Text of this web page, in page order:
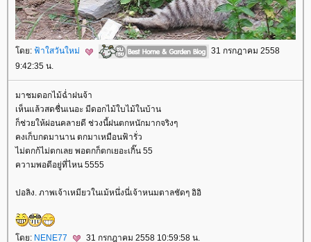
ดย: ฟ้าใสวันใหม่
31 กรกฎาคม 2558
9:42:35 น.
มาชมดอกไม้ฉ่ำฝนจ้า
เห็นแล้วสดชื่นเนอะ มีดอกไม้ใบไม้ในบ้าน
ก็ช่วยให้ผ่อนคลายดี ช่วงนี้ฝนตกหนักมากจริงๆ
คงเก็บกดมานาน ตกมาเหมือนฟ้ารั่ว
ไม่ตกก้ไม่ตกเลย พอตกก็ตกเยอะเกิ๊น 55
ความพอดีอยู่ที่ไหน 5555
ปอลิง. ภาพเจ้าเหมียวในเม้หนึ่งนี่เจ้าหนมตาลชัดๆ อิอิ
ดย: NENE77 31 กรกฎาคม 2558 10:59:58 น.